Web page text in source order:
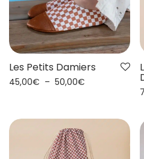
Les Petits Damiers
45,00€ – 50,00€